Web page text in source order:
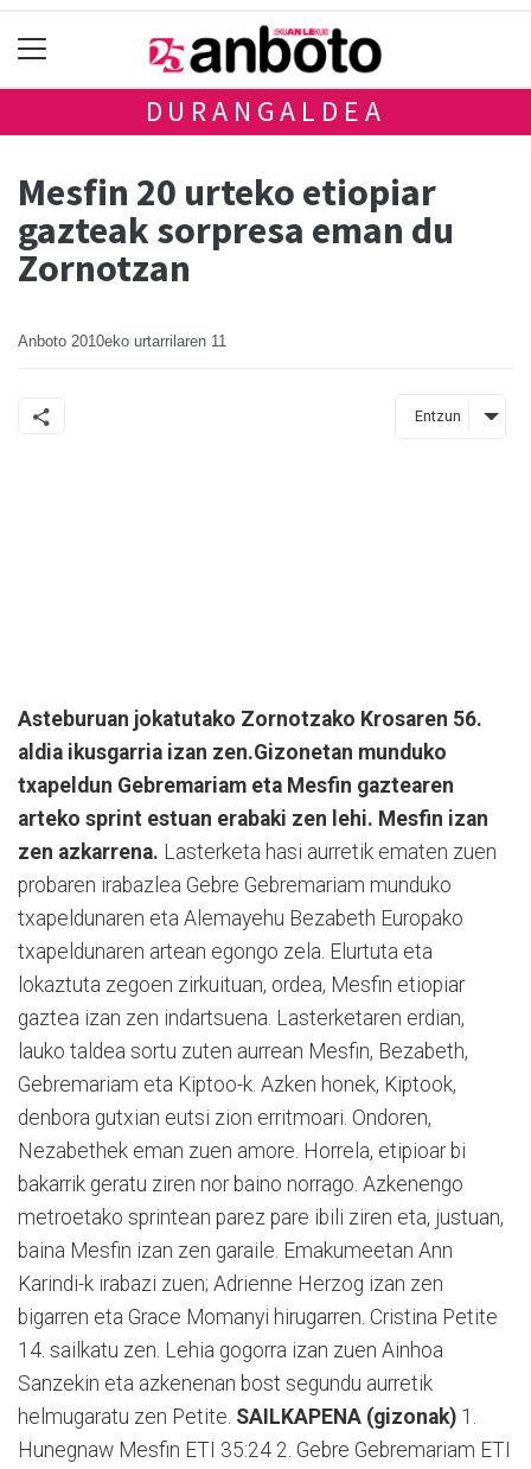
DURANGALDEA
Mesfin 20 urteko etiopiar
gazteak sorpresa eman du
Zornotzan
Anboto 2010eko urtarrilaren 11
Entzun
Asteburuan jokatutako Zornotzako Krosaren 56.
aldia ikusgarria izan zen.Gizonetan munduko
txapeldun Gebremariam eta Mesfin gaztearen
arteko sprint estuan erabaki zen lehi. Mesfin izan
zen azkarrena. Lasterketa hasi aurretik ematen zuen
probaren irabazlea Gebre Gebremariam munduko
txapeldunaren eta Alemayehu Bezabeth Europako
txapeldunaren artean egongo zela. Elurtuta eta
lokaztuta zegoen zirkuituan, ordea, Mesfin etiopiar
gaztea izan zen indartsuena. Lasterketaren erdian,
lauko taldea sortu zuten aurrean Mesfin, Bezabeth,
Gebremariam eta Kiptoo-k. Azken honek, Kiptook,
denbora gutxian eutsi zion erritmoari. Ondoren,
Nezabethek eman zuen amore. Horrela, etipioar bi
bakarrik geratu ziren nor baino norrago. Azkenengo
metroetako sprintean parez pare ibili ziren eta, justuan,
baina Mesfin izan zen garaile. Emakumeetan Ann
Karindi-k irabazi zuen; Adrienne Herzog izan zen
bigarren eta Grace Momanyi hirugarren. Cristina Petite
14. sailkatu zen. Lehia gogorra izan zuen Ainhoa
Sanzekin eta azkenenan bost segundu aurretik
helmugaratu zen Petite. SAILKAPENA (gizonak) 1.
Hunegnaw Mesfin ETI 35:24 2. Gebre Gebremariam ETI